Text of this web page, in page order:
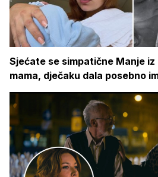
Sjećate se simpatične Manje
mama, dječaku dala posebno